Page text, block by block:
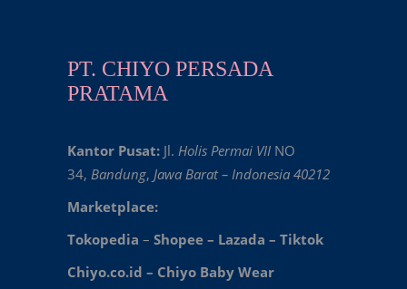
PT. CHIYO PERSADA
PRATAMA
Kantor Pusat: Jl. Holis Permai VII NO
34, Bandung, Jawa Barat – Indonesia 40212
Marketplace:
Tokopedia – Shopee – Lazada – Tiktok
Chiyo.co.id – Chiyo Baby Wear